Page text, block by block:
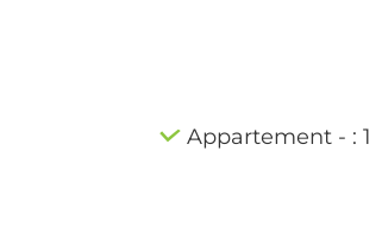
Appartement - : 1